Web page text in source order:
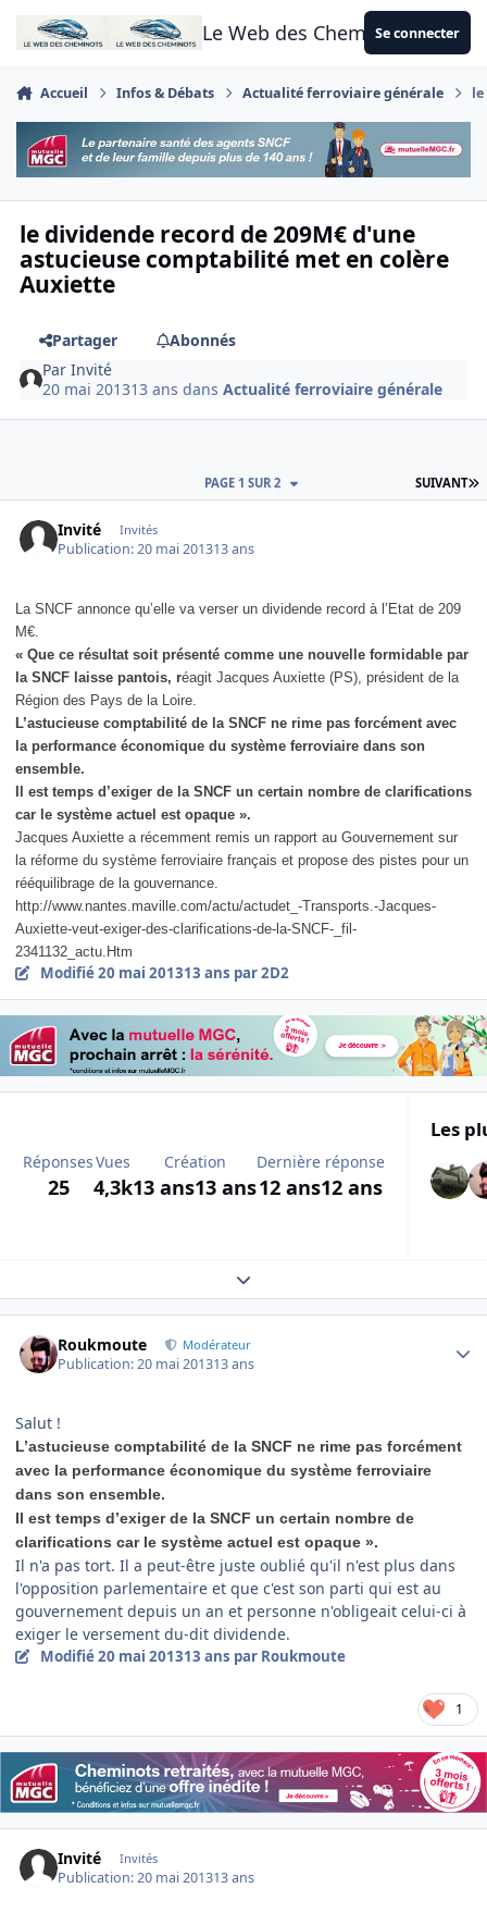
Aller au contenu
Le Web des CheminotsSe connecter
Accueil Infos & Débats Actualité ferroviaire générale
le dividende record de 209M€ d'une
astucieuse comptabilité met en colère
Auxiette
Partager
Abonnés
ParInvité
20 mai 201313 ans dansActualité ferroviaire générale
SUIVANT
PAGE 1 SUR 2
Invité Invités
Publication:20 mai 201313 ans
La SNCF annonce qu’elle va verser un dividende record à l’Etat de 209
M€.
« Que ce résultat soit présenté comme une nouvelle formidable par
la SNCF laisse pantois, réagit Jacques Auxiette (PS), président de la
Région des Pays de la Loire.
L’astucieuse comptabilité de la SNCF ne rime pas forcément avec
la performance économique du système ferroviaire dans son
ensemble.
Il est temps d’exiger de la SNCF un certain nombre de clarifications
car le système actuel est opaque ».
Jacques Auxiette a récemment remis un rapport au Gouvernement sur
la réforme du système ferroviaire français et propose des pistes pour un
rééquilibrage de la gouvernance.
http://www.nantes.maville.com/actu/actudet_-Transports.-Jacques-
Auxiette-veut-exiger-des-clarifications-de-la-SNCF-_fil-
2341132_actu.Htm
Modifié20 mai 201313 ans par 2D2
Réponses
25
Vues
4,3k
Création
13 ans13 ans
Dernière réponse
12 ans12 ans
Les
Expand topic overview
Roukmoute Modérateur
Publication:20 mai 201313 ans
Salut !
L’astucieuse comptabilité de la SNCF ne rime pas forcément
avec la performance économique du système ferroviaire
dans son ensemble.
Il est temps d’exiger de la SNCF un certain nombre de
clarifications car le système actuel est opaque ».
Il n'a pas tort. Il a peut-être juste oublié qu'il n'est plus dans
l'opposition parlementaire et que c'est son parti qui est au
gouvernement depuis un an et personne n'obligeait celui-ci à
exiger le versement du-dit dividende.
Modifié20 mai 201313 ans par Roukmoute
1
Invité Invités
Publication:20 mai 201313 ans